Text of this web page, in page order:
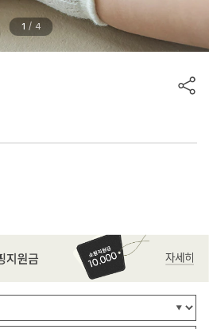
1 / 4